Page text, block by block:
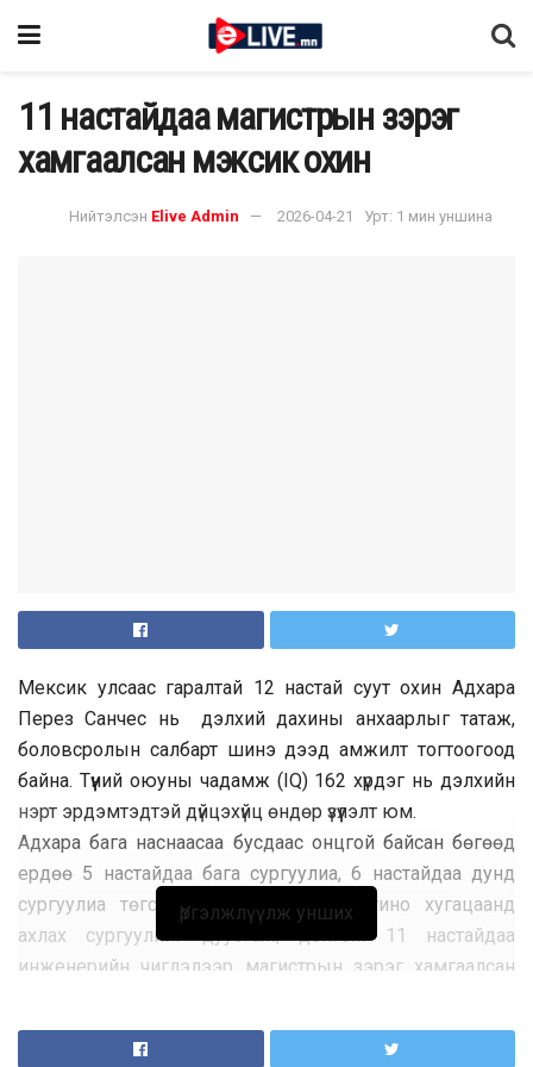
11 настайдаа магистрын зэрэг
хамгаалсан мэксик охин
Нийтэлсэн Elive Admin 2026-04-21 Урт: 1 мин уншина
Мексик улсаас гаралтай 12 настай суут охин Адхара
Перез Санчес нь дэлхий дахины анхаарлыг татаж,
боловсролын салбарт шинэ дээд амжилт тогтоогоод
байна. Түүний оюуны чадамж (IQ) 162 хүрдэг нь дэлхийн
нэрт эрдэмтэдтэй дүйцэхүйц өндөр үзүүлэлт юм.
Адхара бага наснаасаа бусдаас онцгой байсан бөгөөд
ердөө 5 настайдаа бага сургуулиа, 6 настайдаа дунд
сургуулиа төгссөн байна. Улмаар богино хугацаанд
ахлах сургуулийг дуусгаж, дөнгөж 11 настайдаа
инженерийн чиглэлээр магистрын зэрэг хамгаалсан
Тэрээр аутизмын спектрийн нэг хэлбэр болох Asperger
синдромтой гэж оношлогдсон ч энэ нь түүний амжилтад
Үргэлжлүүлж унших